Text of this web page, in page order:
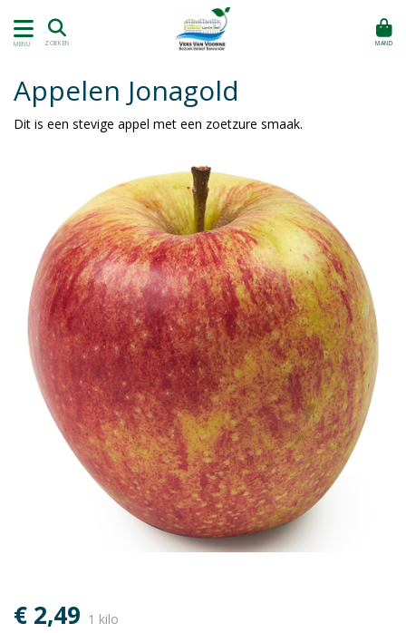
MENU ZOEKEN MAND
Appelen Jonagold
Dit is een stevige appel met een zoetzure smaak.
€ 2,49 1 kilo